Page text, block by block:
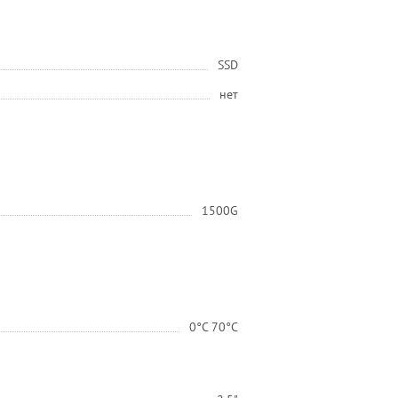
SSD
нет
1500G
0°C 70°C